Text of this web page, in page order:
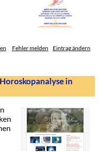
Fehler melden Eintrag ändern
in